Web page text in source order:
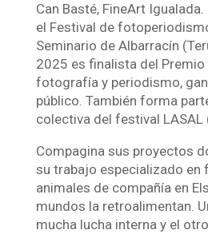
Can Basté, FineArt
el Festival de
Seminario de Albarracín
2025 es finalista del Premio
fotografía y periodismo,
público. También forma
colectiva del festival LASAL
Compagina sus proyectos
su trabajo especializado
animales de compañía en
mundos la retroalimentan.
mucha lucha interna y el